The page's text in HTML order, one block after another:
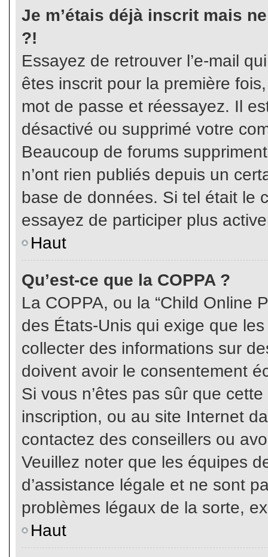
Je m’étais déjà inscrit mais
?!
Essayez de retrouver l’e-mail
êtes inscrit pour la première
mot de passe et réessayez. Il
désactivé ou supprimé votre
Beaucoup de forums
n’ont rien publiés depuis un
base de données. Si tel était le
essayez de participer plus
Haut
Qu’est-ce que la COPPA ?
La COPPA, ou la “Child Online
des États-Unis qui exige que
collecter des informations sur
doivent avoir le consentement
Si vous n’êtes pas sûr que
inscription, ou au site Internet
contactez des conseillers ou
Veuillez noter que les équipes
d’assistance légale et ne sont
problèmes légaux de la sorte,
Haut